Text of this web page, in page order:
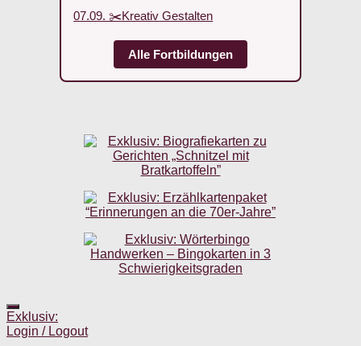
07.09. ✂️Kreativ Gestalten
Alle Fortbildungen
Exklusiv:
Login / Logout